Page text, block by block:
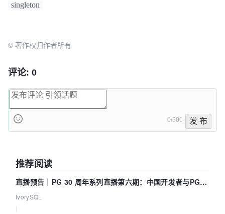
singleton
© 著作权归作者所有
评论: 0
0/500 发 布
推荐阅读
直播预告｜PG 30 周年系列直播第六期：中国开发者与PG内
核——我们改得动吗？我们贡献了什么？
IvorySQL